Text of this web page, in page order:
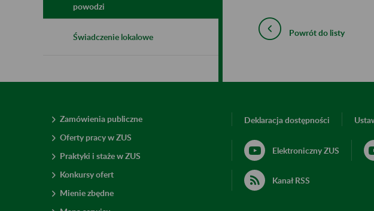
powodzi
Świadczenie lokalowe Powrót do listy
Zamówienia publiczne
Oferty pracy w ZUS
Praktyki i staże w ZUS
Konkursy ofert
Mienie zbędne
Deklaracja dostępności
Elektroniczny ZUS
Kanał RSS